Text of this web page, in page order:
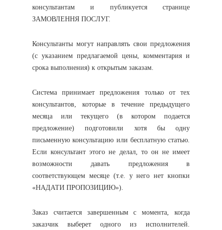
консультантам и публикуется странице
ЗАМОВЛЕННЯ ПОСЛУГ.
Консультанты могут направлять свои предложения
(с указанием предлагаемой цены, комментария и
срока выполнения) к открытым заказам.
Система принимает предложения только от тех
консультантов, которые в течение предыдущего
месяца или текущего (в котором подается
предложение) подготовили хотя бы одну
письменную консультацию или бесплатную статью.
Если консультант этого не делал, то он не имеет
возможности давать предложения в
соответствующем месяце (т.е. у него нет кнопки
«НАДАТИ ПРОПОЗИЦИЮ»).
Заказ считается завершенным с момента, когда
заказчик выберет одного из исполнителей.